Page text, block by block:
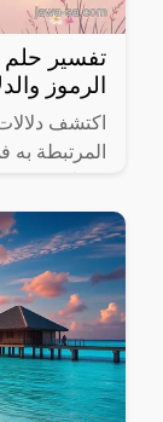
تفسير حلم
الرموز
اكتشف
المرتبطة